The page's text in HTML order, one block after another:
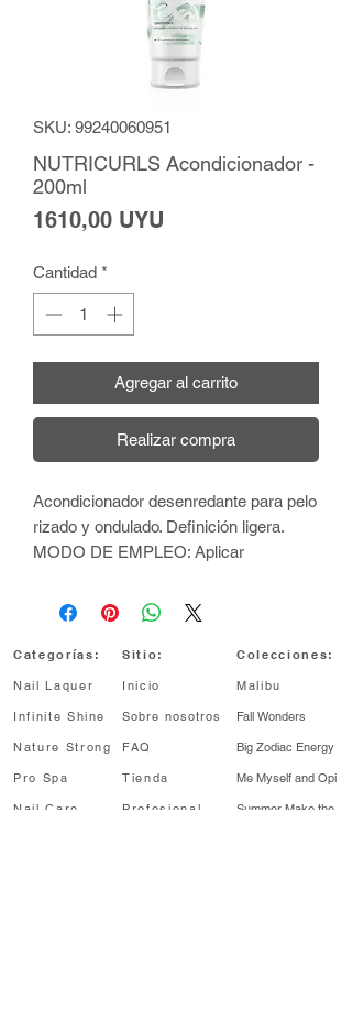
SKU: 99240060951
NUTRICURLS Acondicionador -
200ml
1610,00 UYU
Cantidad *
Agregar al carrito
Realizar compra
Acondicionador desenredante para pelo
rizado y ondulado. Definición ligera.
MODO DE EMPLEO: Aplicar
húmedo. Enjuagar abundantemente.
NIVEL DE NUTRICIÓN: Nutrición ligera
Categorías:
Nail Laquer
Infinite Shine
Nature Strong
Pro Spa
Nail Care
Sitio:
Inicio
Sobre nosotros
FAQ
Tienda
Profesional
Colecciones:
Malibu
Fall Wonders
Big Zodiac Energy
Me Myself and Opi
Summer Make the